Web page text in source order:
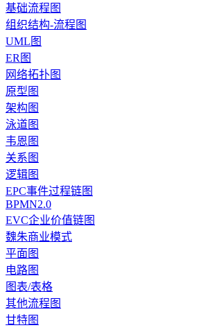
基础流程图
组织结构-流程图
UML图
ER图
网络拓扑图
原型图
架构图
泳道图
韦恩图
关系图
逻辑图
EPC事件过程链图
BPMN2.0
EVC企业价值链图
魏朱商业模式
平面图
电路图
图表/表格
其他流程图
甘特图